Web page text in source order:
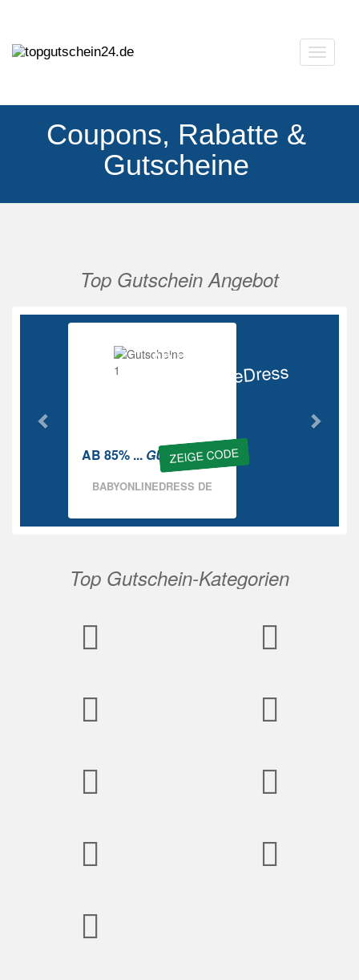
Coupons, Rabatte &
Gutscheine
Top Gutschein Angebot
Ab 85%
BabyOnlineDress
ZEIGE CODE
AB 85% ... GUTSCHEIN
BABYONLINEDRESS DE
Vorherige
Top Gutschein-Kategorien